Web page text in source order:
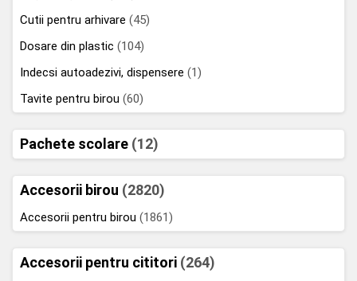
Cutii pentru arhivare (45)
Dosare din plastic (104)
Indecsi autoadezivi, dispensere (1)
Tavite pentru birou (60)
Pachete scolare (12)
Accesorii birou (2820)
Accesorii pentru birou (1861)
Accesorii pentru cititori (264)